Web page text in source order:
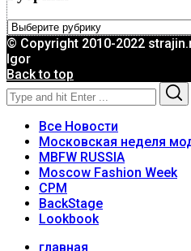
Рубрики
© Copyright 2010-2022
Igor
Back to top
Search
for:
Все Новости
Московская неделя
MBFW RUSSIA
Moscow Fashion Week
CPM
BackStage
Lookbook
главная